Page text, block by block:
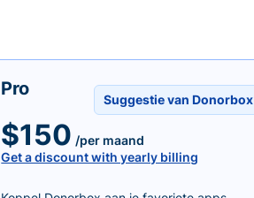
Suggestie van Donorbox
Pro
$150 /per maand
Get a discount with yearly billing